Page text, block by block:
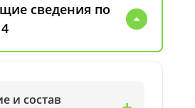
сведения по
и состав